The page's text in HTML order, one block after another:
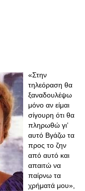
​«Στην
τηλεόραση θα
ξαναδουλέψω
μόνο αν είμαι
σίγουρη ότι θα
πληρωθώ γι’
αυτό Βγάζω τα
προς το ζην
από αυτό και
απαιτώ να
παίρνω τα
χρήματά μου»,